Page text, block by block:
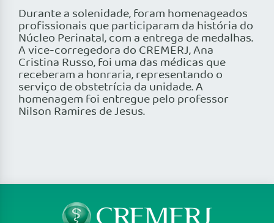
Durante a solenidade, foram homenageados
profissionais que participaram da história do
Núcleo Perinatal, com a entrega de medalhas.
A vice-corregedora do CREMERJ, Ana
Cristina Russo, foi uma das médicas que
receberam a honraria, representando o
serviço de obstetrícia da unidade. A
homenagem foi entregue pelo professor
Nilson Ramires de Jesus.